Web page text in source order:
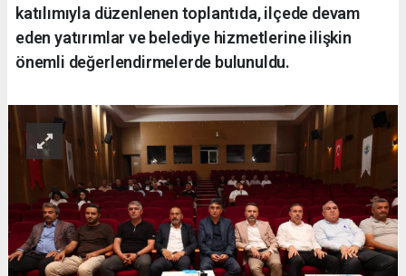
katılımıyla düzenlenen toplantıda, ilçede devam
eden yatırımlar ve belediye hizmetlerine ilişkin
önemli değerlendirmelerde bulunuldu.